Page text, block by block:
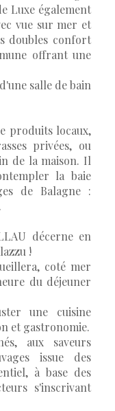
Luxe également
vue sur mer et
doubles confort
offrant une
salle de bain
produits locaux,
privées, ou
de la maison. Il
la baie
de Balagne :
décerne en
!
coté mer
du déjeuner
une cuisine
et gastronomie.
aux saveurs
issue des
à base des
s'inscrivant